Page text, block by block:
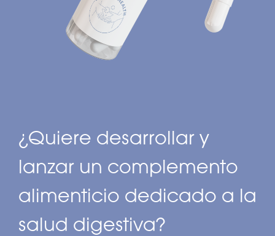
¿Quiere desarrollar y
lanzar un complemento
alimenticio dedicado a la
salud digestiva?